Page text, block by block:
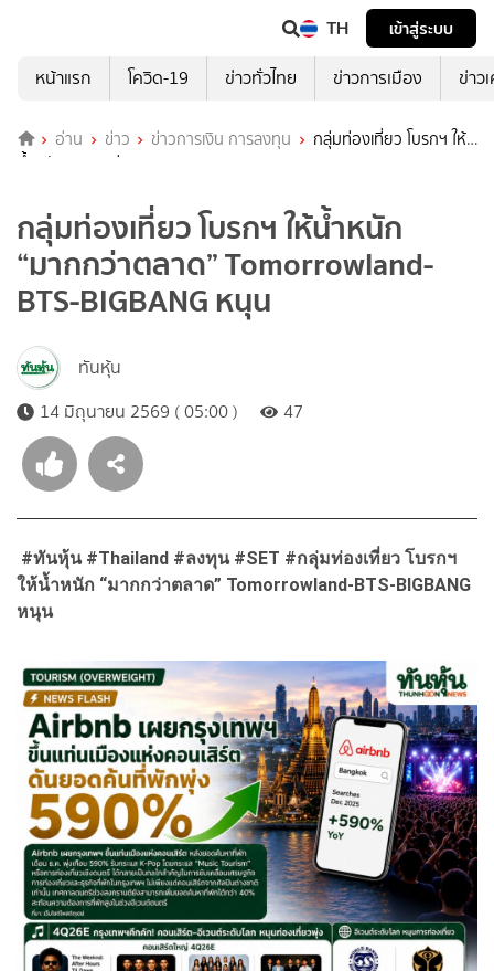
TH
เข้าสู่ระบบ
หน้าแรก
โควิด-19 ข่าวทั่วไทย ข่าวการเมือง ข่าว
อ่าน ข่าว ข่าวการเงิน การลงทุน
กลุ่มท่องเที่ยว โบรกฯ ให้
น้ำหนัก “มากกว่าตลาด” Tomorrowland-BTS-BIGBANG หนุน
กลุ่มท่องเที่ยว โบรกฯ ให้น้ำหนัก
“มากกว่าตลาด” Tomorrowland-
BTS-BIGBANG หนุน
ทันหุ้น
14 มิถุนายน 2569 ( 05:00 )
47
#ทันหุ้น #Thailand #ลงทุน #SET #กลุ่มท่องเที่ยว โบรกฯ
ให้น้ำหนัก “มากกว่าตลาด” Tomorrowland-BTS-BIGBANG
หนุน